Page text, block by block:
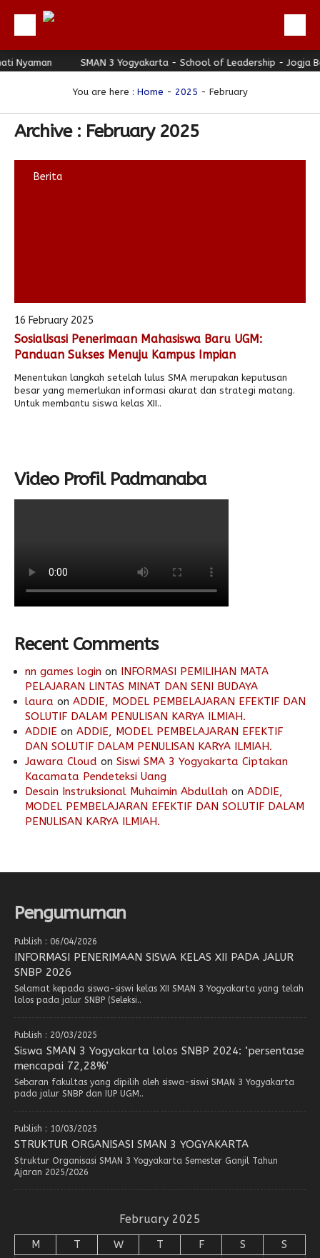
Beranda
Berita
Direktori
PPDB
Alumni
Nyaman SMAN 3 Yogyakarta - School of Leadership - Jogja
You are here : Home - 2025 - February
Archive : February 2025
Berita
16 February 2025
Sosialisasi Penerimaan Mahasiswa Baru UGM:
Panduan Sukses Menuju Kampus Impian
Menentukan langkah setelah lulus SMA merupakan keputusan
besar yang memerlukan informasi akurat dan strategi matang.
Untuk membantu siswa kelas XII..
Video Profil Padmanaba
Recent Comments
nn games login on INFORMASI PEMILIHAN MATA
PELAJARAN LINTAS MINAT DAN SENI BUDAYA
laura on ADDIE, MODEL PEMBELAJARAN EFEKTIF DAN
SOLUTIF DALAM PENULISAN KARYA ILMIAH.
ADDIE on ADDIE, MODEL PEMBELAJARAN EFEKTIF
DAN SOLUTIF DALAM PENULISAN KARYA ILMIAH.
Jawara Cloud on Siswi SMA 3 Yogyakarta Ciptakan
Kacamata Pendeteksi Uang
Desain Instruksional Muhaimin Abdullah on ADDIE,
MODEL PEMBELAJARAN EFEKTIF DAN SOLUTIF DALAM
PENULISAN KARYA ILMIAH.
Pengumuman
Publish : 06/04/2026
INFORMASI PENERIMAAN SISWA KELAS XII PADA JALUR
SNBP 2026
Selamat kepada siswa-siswi kelas XII SMAN 3 Yogyakarta yang telah
lolos pada jalur SNBP (Seleksi..
Publish : 20/03/2025
Siswa SMAN 3 Yogyakarta lolos SNBP 2024: ‘persentase
mencapai 72,28%’
Sebaran fakultas yang dipilih oleh siswa-siswi SMAN 3 Yogyakarta
pada jalur SNBP dan IUP UGM..
Publish : 10/03/2025
STRUKTUR ORGANISASI SMAN 3 YOGYAKARTA
Struktur Organisasi SMAN 3 Yogyakarta Semester Ganjil Tahun
Ajaran 2025/2026
February 2025
M T W T F S S